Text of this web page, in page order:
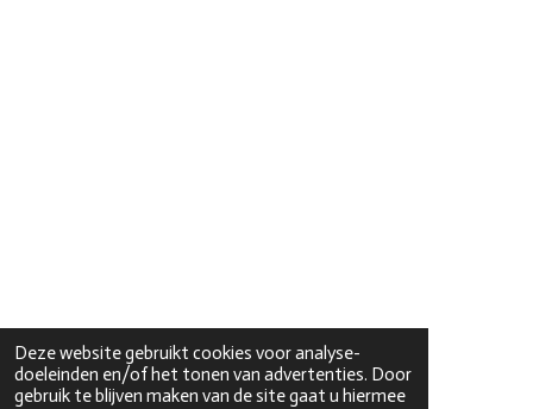
Deze website gebruikt cookies voor analyse-
doeleinden en/of het tonen van advertenties. Door
gebruik te blijven maken van de site gaat u hiermee